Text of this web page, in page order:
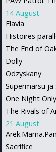
14 August
Flavia
Histoires
The End of
Dolly
Odzyskany
Supermarsu ja
One Night Only
The Rivals of
21 August
Sacrifice